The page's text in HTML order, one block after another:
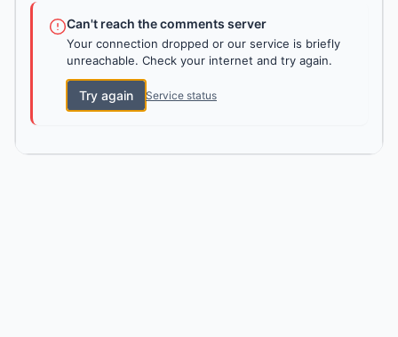
Can't reach the comments server
Your connection dropped or our service is briefly
unreachable. Check your internet and try again.
Try again Service status